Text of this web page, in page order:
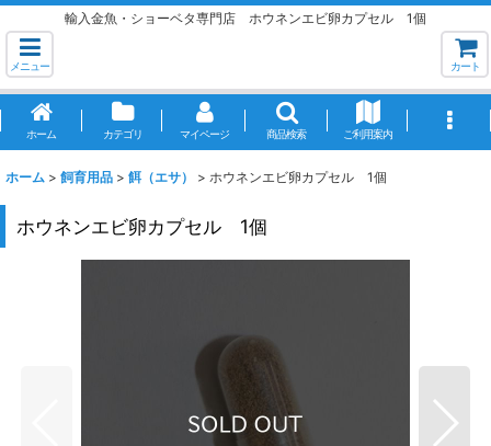
輸入金魚・ショーベタ専門店 ホウネンエビ卵カプセル 1個
メニュー カート
ホーム カテゴリ マイページ 商品検索 ご利用案内
ホーム > 飼育用品 > 餌（エサ） > ホウネンエビ卵カプセル 1個
ホウネンエビ卵カプセル 1個